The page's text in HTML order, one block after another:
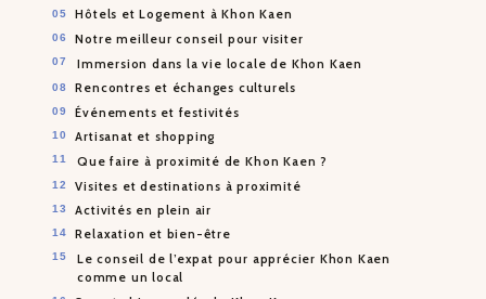
Hôtels et Logement à Khon Kaen
Notre meilleur conseil pour visiter
Immersion dans la vie locale de Khon Kaen
Rencontres et échanges culturels
Événements et festivités
Artisanat et shopping
Que faire à proximité de Khon Kaen ?
Visites et destinations à proximité
Activités en plein air
Relaxation et bien-être
Le conseil de l’expat pour apprécier Khon Kaen
comme un local